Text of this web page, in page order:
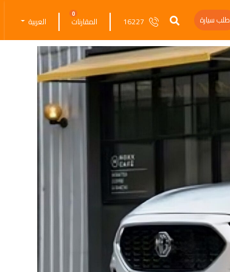
طلب سيارة 16227 المقارنات
0
العربية